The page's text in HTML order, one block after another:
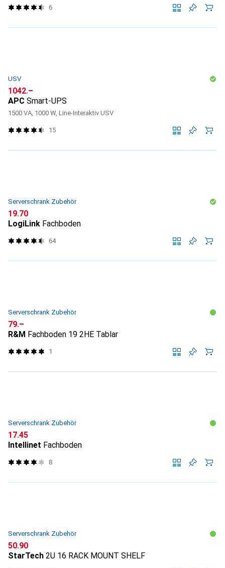
6
USV
CHF
1042.–
APC Smart-UPS
1500 VA, 1000 W, Line-Interaktiv USV
15
Serverschrank Zubehör
CHF
19.70
LogiLink Fachboden
64
Serverschrank Zubehör
CHF
79.–
R&M Fachboden 19 2HE Tablar
1
Serverschrank Zubehör
CHF
17.45
Intellinet Fachboden
8
Serverschrank Zubehör
CHF
50.90
StarTech 2U 16 RACK MOUNT SHELF